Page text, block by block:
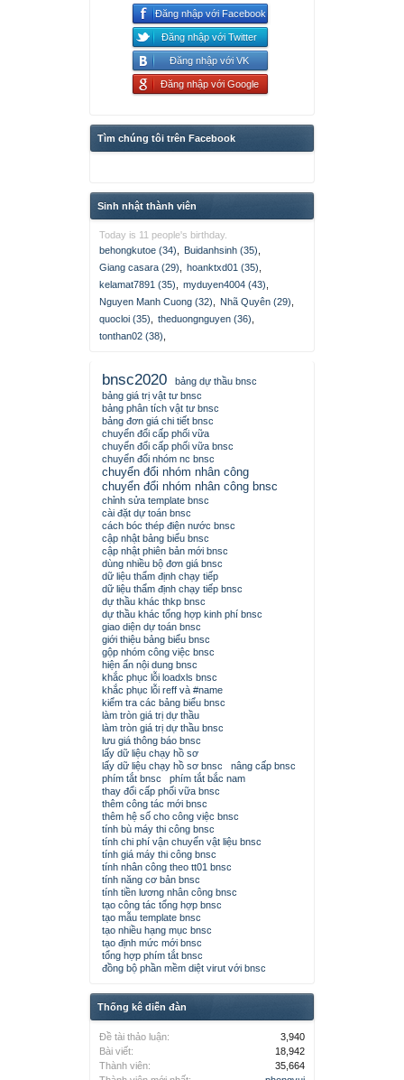
Đăng nhập với Facebook
Đăng nhập với Twitter
Đăng nhập với VK
Đăng nhập với Google
Tìm chúng tôi trên Facebook
Sinh nhật thành viên
Today is 11 people's birthday.
behongkutoe (34)
Buidanhsinh (35)
Giang casara (29)
hoanktxd01 (35)
kelamat7891 (35)
myduyen4004 (43)
Nguyen Manh Cuong (32)
Nhã Quyên (29)
quocloi (35)
theduongnguyen (36)
tonthan02 (38)
bnsc2020
bảng dự thầu bnsc
bảng giá trị vật tư bnsc
bảng phân tích vật tư bnsc
bảng đơn giá chi tiết bnsc
chuyển đổi cấp phối vữa
chuyển đổi cấp phối vữa bnsc
chuyển đổi nhóm nc bnsc
chuyển đổi nhóm nhân công
chuyển đổi nhóm nhân công bnsc
chỉnh sửa template bnsc
cài đặt dự toán bnsc
cách bóc thép điện nước bnsc
cập nhật bảng biểu bnsc
cập nhật phiên bản mới bnsc
dùng nhiều bộ đơn giá bnsc
dữ liệu thẩm định chạy tiếp
dữ liệu thẩm định chạy tiếp bnsc
dự thầu khác thkp bnsc
dự thầu khác tổng hợp kinh phí bnsc
giao diện dự toán bnsc
giới thiệu bảng biểu bnsc
gộp nhóm công việc bnsc
hiện ẩn nội dung bnsc
khắc phục lỗi loadxls bnsc
khắc phục lỗi reff và #name
kiểm tra các bảng biểu bnsc
làm tròn giá trị dự thầu
làm tròn giá trị dự thầu bnsc
lưu giá thông báo bnsc
lấy dữ liệu chạy hồ sơ
lấy dữ liệu chạy hồ sơ bnsc
nâng cấp bnsc
phím tắt bnsc
phím tắt bắc nam
thay đổi cấp phối vữa bnsc
thêm công tác mới bnsc
thêm hệ số cho công việc bnsc
tính bù máy thi công bnsc
tính chi phí vận chuyển vật liệu bnsc
tính giá máy thi công bnsc
tính nhân công theo tt01 bnsc
tính năng cơ bản bnsc
tính tiền lương nhân công bnsc
tạo công tác tổng hợp bnsc
tạo mẫu template bnsc
tạo nhiều hạng mục bnsc
tạo định mức mới bnsc
tổng hợp phím tắt bnsc
đồng bộ phần mềm diệt virut với bnsc
Thống kê diễn đàn
Đề tài thảo luận:
3,940
Bài viết:
18,942
Thành viên:
35,664